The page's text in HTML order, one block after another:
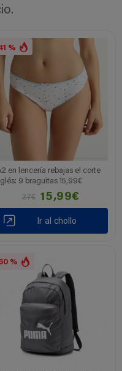
%
en lencería rebajas el corte
9 braguitas 15,99€
27€
15,99€
Ir al chollo
%